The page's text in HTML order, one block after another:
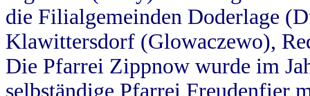
die Filialgemeinden Doderlage
Klawittersdorf (Glowaczewo),
Die Pfarrei Zippnow wurde im
selbständige Pfarrei Freudenfier